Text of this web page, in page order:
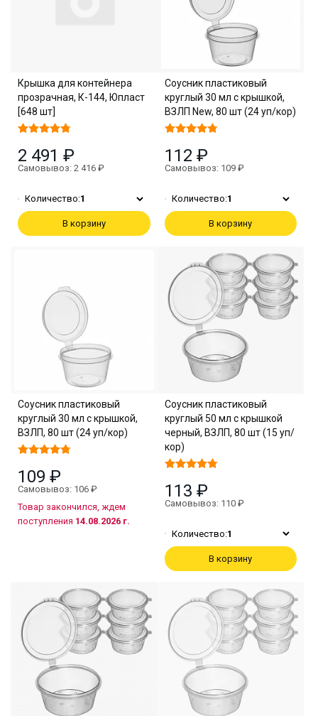
Крышка для контейнера
прозрачная, К-144, Юпласт
[648 шт]
2 491 ₽
Самовывоз: 2 416 ₽
Количество:1
В корзину
Соусник пластиковый
круглый 30 мл с крышкой,
ВЗЛП New, 80 шт (24 уп/кор)
112 ₽
Самовывоз: 109 ₽
Количество:1
В корзину
Соусник пластиковый
круглый 30 мл с крышкой,
ВЗЛП, 80 шт (24 уп/кор)
109 ₽
Самовывоз: 106 ₽
Товар закончился, ждем
поступления 14.08.2026 г.
Соусник пластиковый
круглый 50 мл с крышкой
черный, ВЗЛП, 80 шт (15 уп/
кор)
113 ₽
Самовывоз: 110 ₽
Количество:1
В корзину